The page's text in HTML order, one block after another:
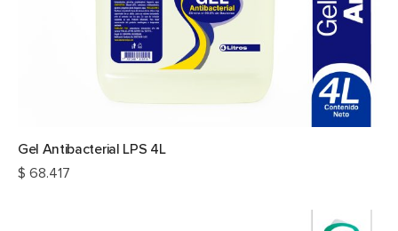
Gel Antibacterial LPS 4L
$ 68.417